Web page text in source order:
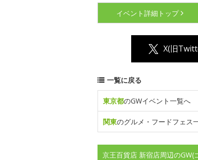
イベント詳細 トップ
X(旧
一覧に戻る
東京都のGWイベント一覧へ
関東のグルメ・フードフェス
京王百貨店 新宿店周辺のGW(